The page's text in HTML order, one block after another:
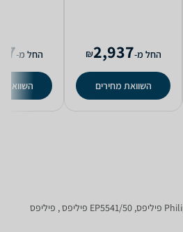
החל מ-2,937
₪
השוואת מחירים
החל מ-
השוואת
‏מכונת אספרסו Philips EP 5541 / 50 פיליפס, EP5541/50 פיליפס , פיליפס